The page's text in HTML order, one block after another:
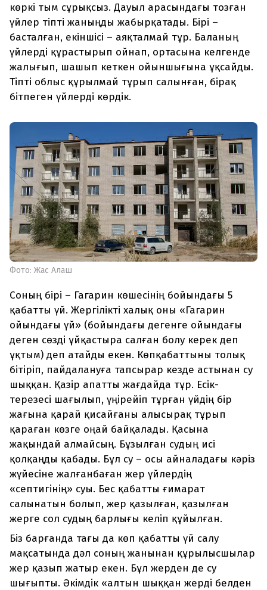
көркі тым сұрықсыз. Дауыл арасындағы тозған
үйлер тіпті жаныңды жабырқатады. Бірі –
басталған, екіншісі – аяқталмай тұр. Баланың
үйлерді құрастырып ойнап, ортасына келгенде
жалығып, шашып кеткен ойыншығына ұқсайды.
Тіпті облыс құрылмай тұрып салынған, бірақ
бітпеген үйлерді көрдік.
Фото: Жас Алаш
Соның бірі – Гагарин көшесінің бойындағы 5
қабатты үй. Жергілікті халық оны «Гагарин
ойындағы үй» (бойындағы дегенге ойындағы
деген сөзді ұйқастыра салған болу керек деп
ұқтым) деп атайды екен. Көпқабаттыны толық
бітіріп, пайдалануға тапсырар кезде астынан су
шыққан. Қазір апатты жағдайда тұр. Есік-
терезесі шағылып, үңірейіп тұрған үйдің бір
жағына қарай қисайғаны алысырақ тұрып
қараған көзге оңай байқалады. Қасына
жақындай алмайсың. Бұзылған судың исі
қолқаңды қабады. Бұл су – осы айналадағы кәріз
жүйесіне жалғанбаған жер үйлердің
«септигінің» суы. Бес қабатты ғимарат
салынатын болып, жер қазылған, қазылған
жерге сол судың барлығы келіп құйылған.
Біз барғанда тағы да көп қабатты үй салу
мақсатында дәл соның жанынан құрылысшылар
жер қазып жатыр екен. Бұл жерден де су
шығыпты. Әкімдік «алтын шыққан жерді белден